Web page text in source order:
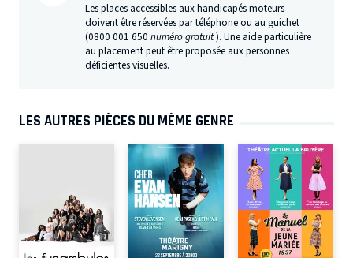
Les places accessibles aux handicapés moteurs
doivent être réservées par téléphone ou au guichet
(0800 001 650numéro gratuit). Une aide particulière
au placement peut être proposée aux personnes
déficientes visuelles.
LES AUTRES PIÈCES DU MÊME GENRE